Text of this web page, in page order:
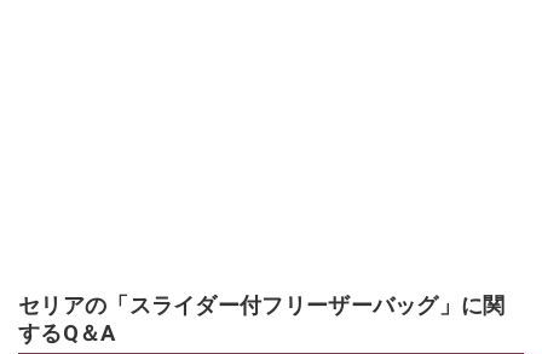
セリアの「スライダー付フリーザーバッグ」に関
するQ＆A